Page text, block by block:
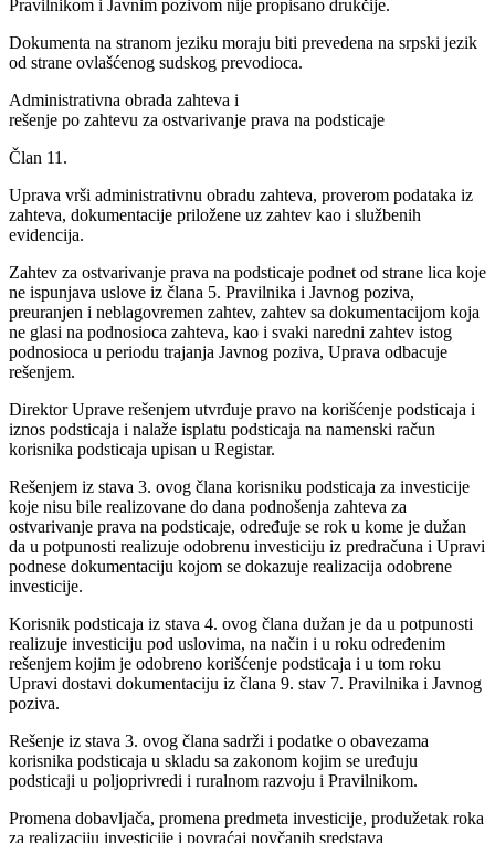
Pravilnikom i Javnim pozivom nije propisano drukčije.
Dokumenta na stranom jeziku moraju biti prevedena na srpski jezik
od strane ovlašćenog sudskog prevodioca.
Administrativna obrada zahteva i
rešenje po zahtevu za ostvarivanje prava na podsticaje
Član 11.
Uprava vrši administrativnu obradu zahteva, proverom podataka iz
zahteva, dokumentacije priložene uz zahtev kao i službenih
evidencija.
Zahtev za ostvarivanje prava na podsticaje podnet od strane lica koje
ne ispunjava uslove iz člana 5. Pravilnika i Javnog poziva,
preuranjen i neblagovremen zahtev, zahtev sa dokumentacijom koja
ne glasi na podnosioca zahteva, kao i svaki naredni zahtev istog
podnosioca u periodu trajanja Javnog poziva, Uprava odbacuje
rešenjem.
Direktor Uprave rešenjem utvrđuje pravo na korišćenje podsticaja i
iznos podsticaja i nalaže isplatu podsticaja na namenski račun
korisnika podsticaja upisan u Registar.
Rešenjem iz stava 3. ovog člana korisniku podsticaja za investicije
koje nisu bile realizovane do dana podnošenja zahteva za
ostvarivanje prava na podsticaje, određuje se rok u kome je dužan
da u potpunosti realizuje odobrenu investiciju iz predračuna i Upravi
podnese dokumentaciju kojom se dokazuje realizacija odobrene
investicije.
Korisnik podsticaja iz stava 4. ovog člana dužan je da u potpunosti
realizuje investiciju pod uslovima, na način i u roku određenim
rešenjem kojim je odobreno korišćenje podsticaja i u tom roku
Upravi dostavi dokumentaciju iz člana 9. stav 7. Pravilnika i Javnog
poziva.
Rešenje iz stava 3. ovog člana sadrži i podatke o obavezama
korisnika podsticaja u skladu sa zakonom kojim se uređuju
podsticaji u poljoprivredi i ruralnom razvoju i Pravilnikom.
Promena dobavljača, promena predmeta investicije, produžetak roka
za realizaciju investicije i povraćaj novčanih sredstava